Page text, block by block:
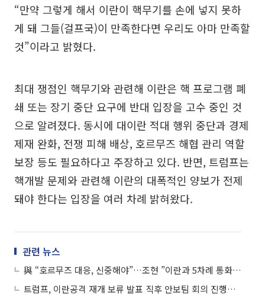
“만약 그렇게 해서 이란이 핵무기를 손에 넣지 못하
게 돼 그들(걸프국)이 만족한다면 우리도 아마 만족할
것”이라고 밝혔다.
최대 쟁점인 핵무기와 관련해 이란은 핵 프로그램 폐
쇄 또는 장기 중단 요구에 반대 입장을 고수 중인 것
으로 알려졌다. 동시에 대이란 적대 행위 중단과 경제
제재 완화, 전쟁 피해 배상, 호르무즈 해협 관리 역할
보장 등도 필요하다고 주장하고 있다. 반면, 트럼프는
핵개발 문제와 관련해 이란의 대폭적인 양보가 전제
돼야 한다는 입장을 여러 차례 밝혀왔다.
관련 뉴스
與 “호르무즈 대응, 신중해야”…조현 ”이란과 5차례 통화, 선원 안전 보호 총력”
트럼프, 이란공격 재개 보류 발표 직후 안보팀 회의 진행…군사옵션 브리핑 받아